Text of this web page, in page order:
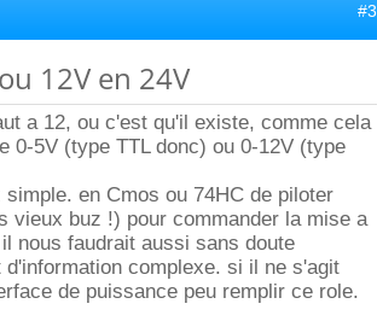
#3
12V en 24V
a 12, ou c'est qu'il existe, comme cela
0-5V (type TTL donc) ou 0-12V (type
en Cmos ou 74HC de piloter
vieux buz !) pour commander la mise a
nous faudrait aussi sans doute
complexe. si il ne s'agit
de puissance peu remplir ce role.